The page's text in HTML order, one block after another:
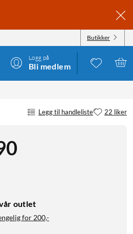
Butikker
Logg på
Bli medlem
Legg til handleliste 22 liker
outlet
for200,-